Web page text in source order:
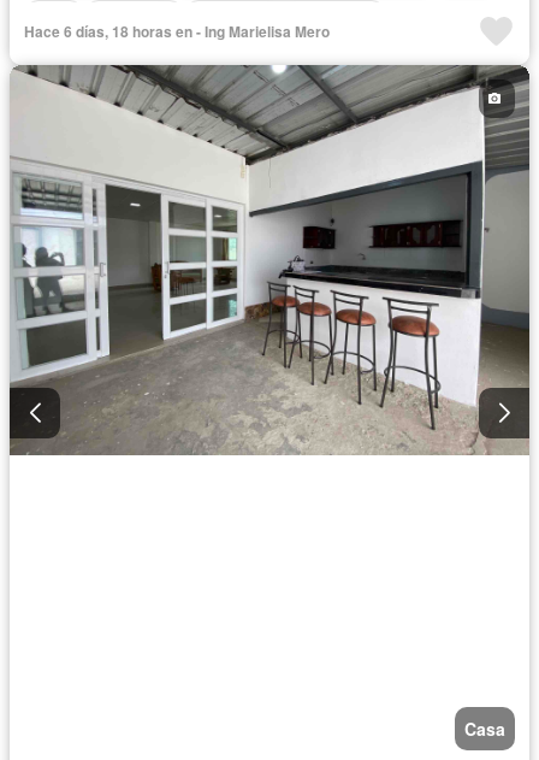
Hace 6 días, 18 horas en - Ing Marielisa Mero
Casa